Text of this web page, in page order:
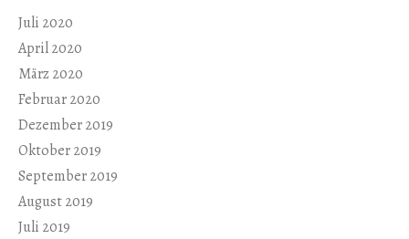
Juli 2020
April 2020
März 2020
Februar 2020
Dezember 2019
Oktober 2019
September 2019
August 2019
Juli 2019